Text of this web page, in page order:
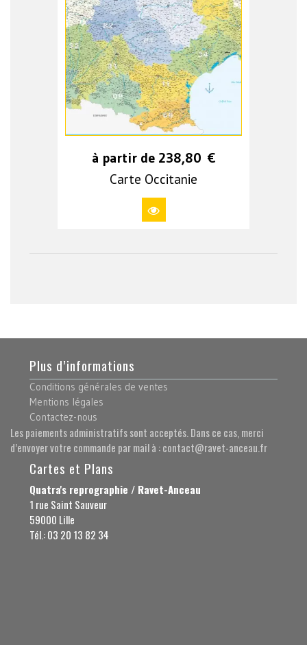
à partir de 238,80 €
Carte Occitanie
Plus d’informations
Conditions générales de ventes
Mentions légales
Contactez-nous
Les paiements administratifs sont acceptés. Dans ce cas, merci
d’envoyer votre commande par mail à : contact@ravet-anceau.fr
Cartes et Plans
Quatra's reprographie / Ravet-Anceau
1 rue Saint Sauveur
59000 Lille
Tél.: 03 20 13 82 34